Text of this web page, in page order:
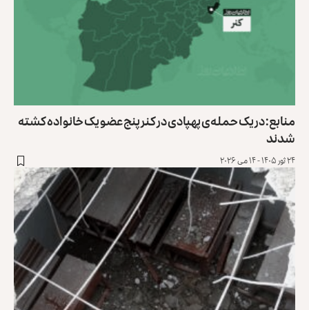
منابع: در یک حمله‌ی پهپادی در کنر پنج عضو یک خانواده کشته
شدند
۲۴ ثور ۱۴۰۵ - ۱۴ می ۲۰۲۶